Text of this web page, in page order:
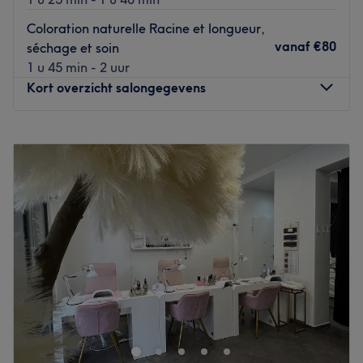
Coloration naturelle Racine et longueur,
séchage et soin
1 u 45 min - 2 uur
vanaf €80
Kort overzicht salongegevens
Dinsdag
10:00
Woensdag
10:00
18:30
Donderdag
10:00
Vrijdag
Zaterdag
10:00
18:30
Zondag
11:00 17:00
Art and Look est un coiffeur et salon de beauté à
Bruxelles, sur la chaussée de Vleurgat, qui allie coiffure,
soins beauté et bien-être à la perfection avec une
multitude de services différents: coupes, colorations,